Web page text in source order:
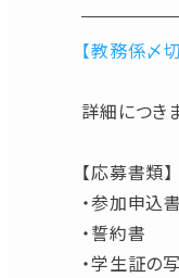
【教務係〆
詳細につき
【応募書類】
・参加申込書
・誓約書
・学生証の